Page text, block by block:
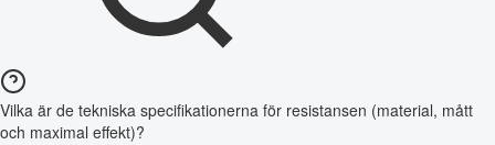
Vilka är de tekniska specifikationerna för resistansen (material, mått
och maximal effekt)?